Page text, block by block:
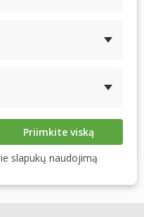
Tiesiog laikykitės
Kaip ir klasikinį
Priimkite viską
slapukų naudojimą